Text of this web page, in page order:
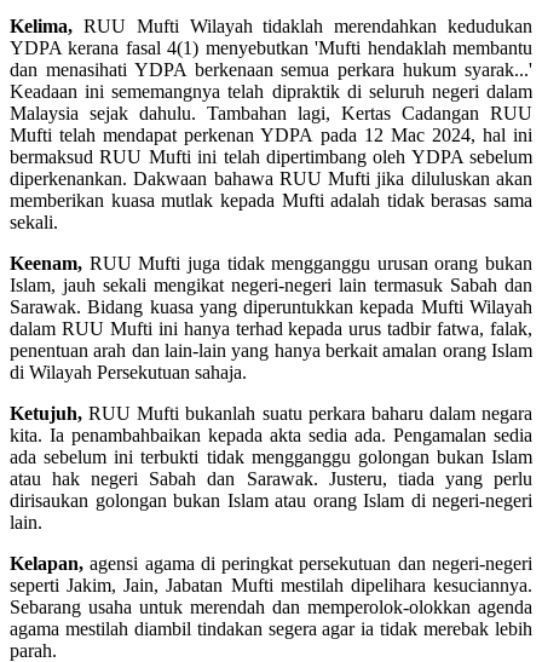
Kelima, RUU Mufti Wilayah tidaklah merendahkan kedudukan
YDPA kerana fasal 4(1) menyebutkan 'Mufti hendaklah membantu
dan menasihati YDPA berkenaan semua perkara hukum syarak...'
Keadaan ini sememangnya telah dipraktik di seluruh negeri dalam
Malaysia sejak dahulu. Tambahan lagi, Kertas Cadangan RUU
Mufti telah mendapat perkenan YDPA pada 12 Mac 2024, hal ini
bermaksud RUU Mufti ini telah dipertimbang oleh YDPA sebelum
diperkenankan. Dakwaan bahawa RUU Mufti jika diluluskan akan
memberikan kuasa mutlak kepada Mufti adalah tidak berasas sama
sekali.
Keenam, RUU Mufti juga tidak mengganggu urusan orang bukan
Islam, jauh sekali mengikat negeri-negeri lain termasuk Sabah dan
Sarawak. Bidang kuasa yang diperuntukkan kepada Mufti Wilayah
dalam RUU Mufti ini hanya terhad kepada urus tadbir fatwa, falak,
penentuan arah dan lain-lain yang hanya berkait amalan orang Islam
di Wilayah Persekutuan sahaja.
Ketujuh, RUU Mufti bukanlah suatu perkara baharu dalam negara
kita. Ia penambahbaikan kepada akta sedia ada. Pengamalan sedia
ada sebelum ini terbukti tidak mengganggu golongan bukan Islam
atau hak negeri Sabah dan Sarawak. Justeru, tiada yang perlu
dirisaukan golongan bukan Islam atau orang Islam di negeri-negeri
lain.
Kelapan, agensi agama di peringkat persekutuan dan negeri-negeri
seperti Jakim, Jain, Jabatan Mufti mestilah dipelihara kesuciannya.
Sebarang usaha untuk merendah dan memperolok-olokkan agenda
agama mestilah diambil tindakan segera agar ia tidak merebak lebih
parah.